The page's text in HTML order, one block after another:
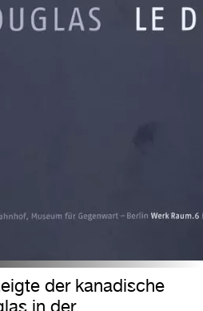
der kanadische
in der